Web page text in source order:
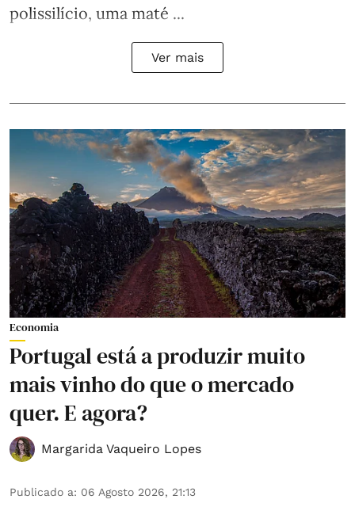
polissilício, uma maté ...
Ver mais
Economia
Portugal está a produzir muito
mais vinho do que o mercado
quer. E agora?
Margarida Vaqueiro Lopes
Publicado a: 06 Agosto 2026, 21:13